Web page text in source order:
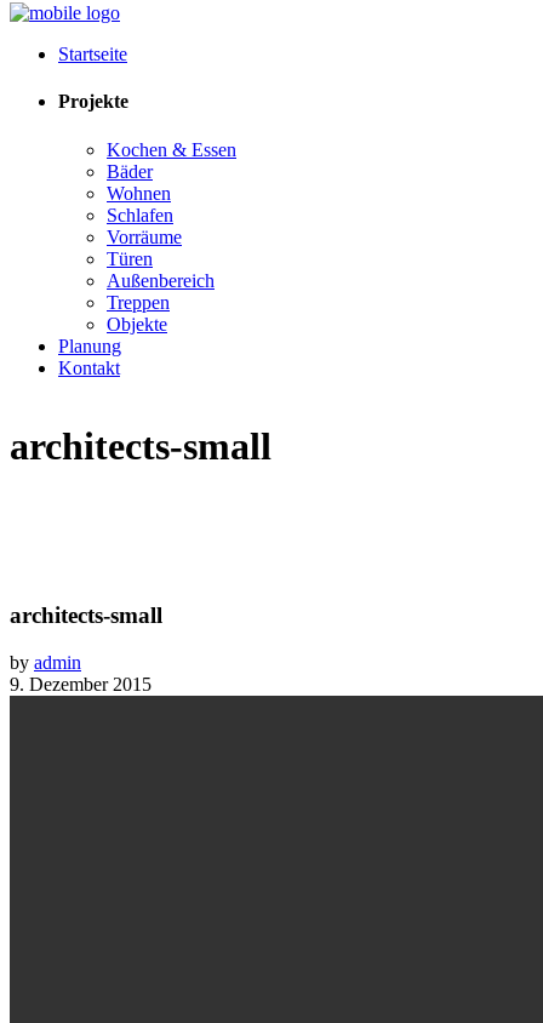
Startseite
Projekte
Kochen & Essen
Bäder
Wohnen
Schlafen
Vorräume
Türen
Außenbereich
Treppen
Objekte
Planung
Kontakt
architects-small
architects-small
by admin
9. Dezember 2015